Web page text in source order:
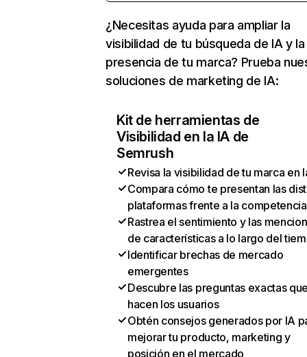
¿Necesitas ayuda para ampliar la
visibilidad de tu búsqueda de IA y la
presencia de tu marca? Prueba
soluciones de marketing de IA:
Kit de herramientas de
Visibilidad en la IA de
Semrush
Revisa la visibilidad de tu marca en
Compara cómo te presentan las
plataformas frente a la competencia
Rastrea el sentimiento y las
de características a lo largo del
Identificar brechas de mercado
emergentes
Descubre las preguntas exactas
hacen los usuarios
Obtén consejos generados por IA
mejorar tu producto, marketing y
posición en el mercado